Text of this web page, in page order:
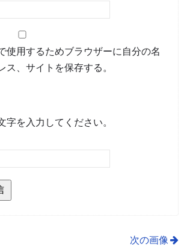
使用するためブラウザーに自分の名
ス、サイトを保存する。
字を入力してください。
次の画像